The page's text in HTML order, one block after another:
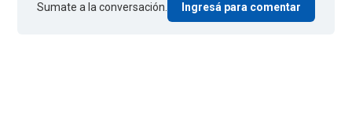
Sumate a la conversación. Ingresá para comentar